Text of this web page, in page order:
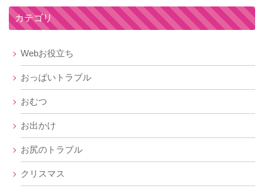
カテゴリ
Webお役立ち
おっぱいトラブル
おむつ
お出かけ
お尻のトラブル
クリスマス